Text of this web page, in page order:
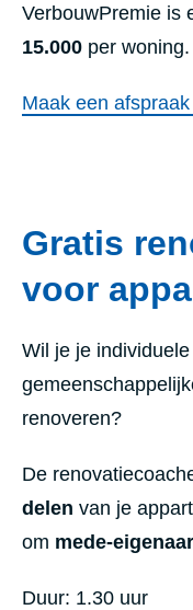
VerbouwPremie is
15.000 per woning.
Maak een afspraak
Gratis
voor
Wil je je
renoveren?
De
delen van je
om mede-
Duur: 1.30 uur